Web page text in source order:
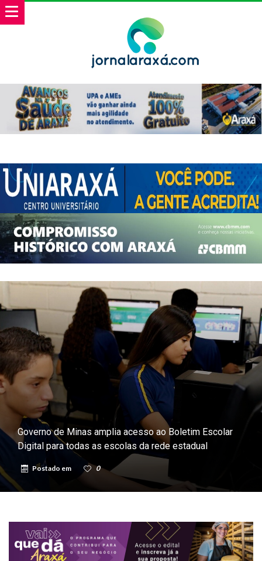
Governo de Minas amplia acesso ao Boletim Escolar
Digital para todas as escolas da rede estadual
Postado em 0